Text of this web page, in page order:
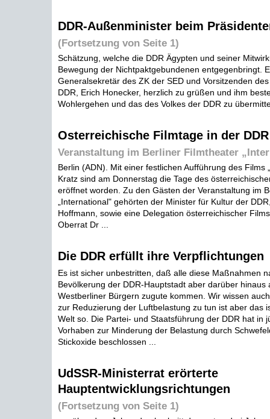
DDR-Außenminister beim
(Fortsetzung von Seite 1)
Schätzung, welche die DDR Ägypten und seiner
Bewegung der Nichtpaktgebundenen entgegenbringt.
Generalsekretär des ZK der SED und Vorsitzenden
DDR, Erich Honecker, herzlich zu grüßen und ihm
Wohlergehen und das des Volkes der DDR zu
Osterreichische Filmtage in der
Veranstaltung im Berliner Filmtheater
Berlin (ADN). Mit einer festlichen Aufführung des Films
Kratz sind am Donnerstag die Tage des
eröffnet worden. Zu den Gästen der Veranstaltung im
„International" gehörten der Minister für Kultur der
Hoffmann, sowie eine Delegation österreichischer
Oberrat Dr ...
Die DDR erfüllt ihre Verpflichtungen
Es ist sicher unbestritten, daß alle diese Maßnahmen
Bevölkerung der DDR-Hauptstadt aber darüber hinaus
Westberliner Bürgern zugute kommen. Wir wissen
zur Reduzierung der Luftbelastung zu tun ist aber das
Welt so. Die Partei- und Staatsführung der DDR hat in
Vorhaben zur Minderung der Belastung durch
Stickoxide beschlossen ...
UdSSR-Ministerrat erörterte
Hauptentwicklungsrichtungen
(Fortsetzung von Seite 1)